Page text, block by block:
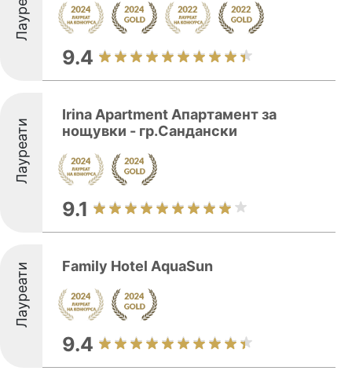
9.4
Лауреати
Irina Apartment Апартамент за
нощувки - гр.Сандански
9.1
Лауреати Family Hotel AquaSun
9.4